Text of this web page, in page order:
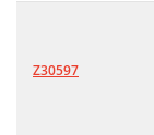
Z30597